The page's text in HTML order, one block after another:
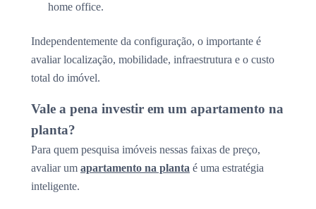
home office.
Independentemente da configuração, o importante é
avaliar localização, mobilidade, infraestrutura e o custo
total do imóvel.
Vale a pena investir em um apartamento na
planta?
Para quem pesquisa imóveis nessas faixas de preço,
avaliar um apartamento na planta é uma estratégia
inteligente.